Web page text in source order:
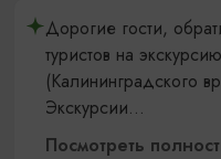
Дорогие гости,
туристов на
(Калининградского
Экскурсии...
Посмотреть